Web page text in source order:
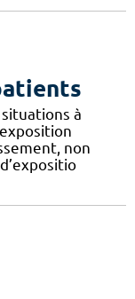
à
non